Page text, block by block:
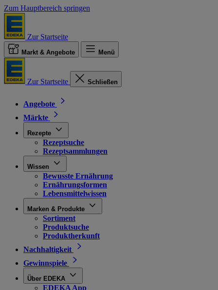
Zum Hauptbereich springen
Zur Startseite
Markt & Angebote Menü
Zur Startseite Schließen
Angebote
Märkte
Rezepte
Rezeptsuche
Rezeptsammlungen
Wissen
Bewusste Ernährung
Ernährungsformen
Lebensmittelwissen
Marken & Produkte
Sortiment
Produktsuche
Produktherkunft
Nachhaltigkeit
Gewinnspiele
Über EDEKA
EDEKA App